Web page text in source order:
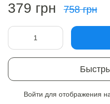
379 грн 758 грн
Войти для отображения